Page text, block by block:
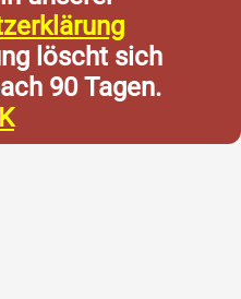
löscht sich
90 Tagen.